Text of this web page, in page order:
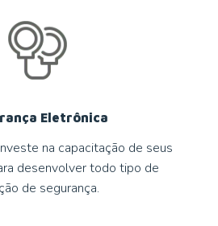
Eletrônica
na capacitação de seus
desenvolver todo tipo de
de segurança.